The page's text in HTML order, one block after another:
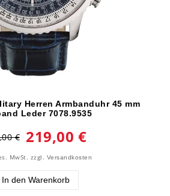
Herren Armbanduhr 45 mm
Leder 7078.9535
€ 219,00 €
MwSt. zzgl. Versandkosten
In den Warenkorb